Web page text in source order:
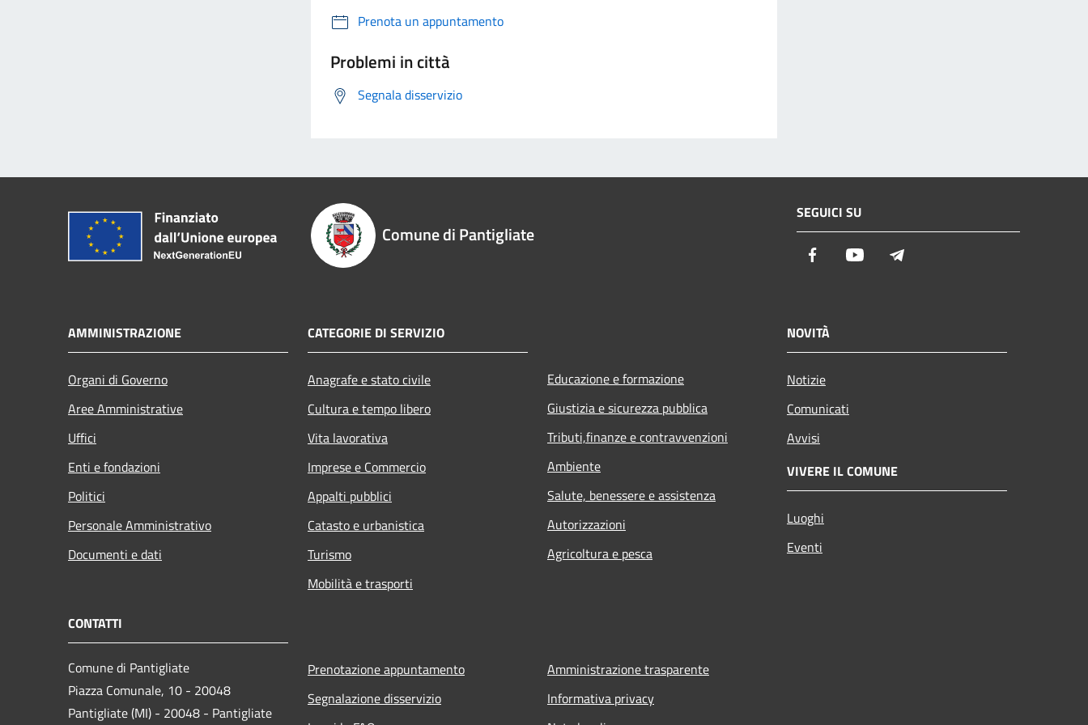
Prenota un appuntamento
Problemi in città
Segnala disservizio
Comune di Pantigliate
SEGUICI SU
Facebook Youtube
AMMINISTRAZIONE
Organi di Governo
Aree Amministrative
Uffici
Enti e fondazioni
Politici
Personale Amministrativo
Documenti e dati
CATEGORIE DI SERVIZIO
Anagrafe e stato civile
Cultura e tempo libero
Vita lavorativa
Imprese e Commercio
Appalti pubblici
Catasto e urbanistica
Turismo
Mobilità e trasporti
Educazione e formazione
Giustizia e sicurezza pubblica
Tributi,finanze e contravvenzioni
Ambiente
Salute, benessere e assistenza
Autorizzazioni
Agricoltura e pesca
NOVITÀ
Notizie
Comunicati
Avvisi
VIVERE IL COMUNE
Luoghi
Eventi
CONTATTI
Comune di Pantigliate
Piazza Comunale, 10 - 20048
Pantigliate (MI) - 20048 - Pantigliate
Prenotazione appuntamento
Segnalazione disservizio
Amministrazione trasparente
Informativa privacy